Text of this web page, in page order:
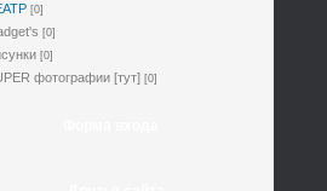
[0]
[0]
[0]
фотографии [тут] [0]